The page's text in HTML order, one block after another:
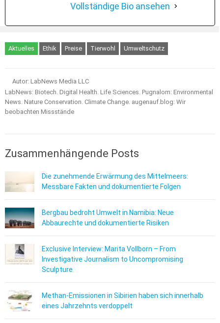
Vollständige Bio ansehen
Aktuelles Ethik Preise Tierwohl Umweltschutz
Autor: LabNews Media LLC
LabNews: Biotech. Digital Health. Life Sciences. Pugnalom: Environmental
News. Nature Conservation. Climate Change. augenauf.blog: Wir
beobachten Missstände
Zusammenhängende Posts
Die zunehmende Erwärmung des Mittelmeers:
Messbare Fakten und dokumentierte Folgen
Bergbau bedroht Umwelt in Namibia: Neue
Abbaurechte und dokumentierte Risiken
Exclusive Interview: Marita Vollborn – From
Investigative Journalism to Uncompromising
Sculpture
Methan-Emissionen in Sibirien haben sich innerhalb
eines Jahrzehnts verdoppelt